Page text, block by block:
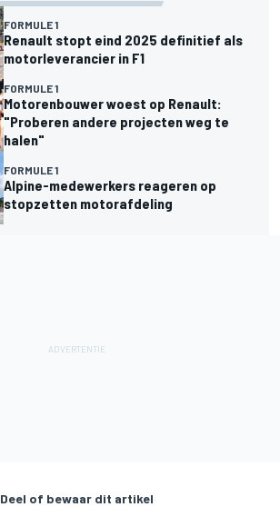
FORMULE 1
Renault stopt eind 2025 definitief als
motorleverancier in F1
FORMULE 1
Motorenbouwer woest op Renault:
"Proberen andere projecten weg te
halen"
FORMULE 1
Alpine-medewerkers reageren op
stopzetten motorafdeling
Deel of bewaar dit artikel